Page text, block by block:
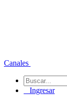
Canales
Ingresar